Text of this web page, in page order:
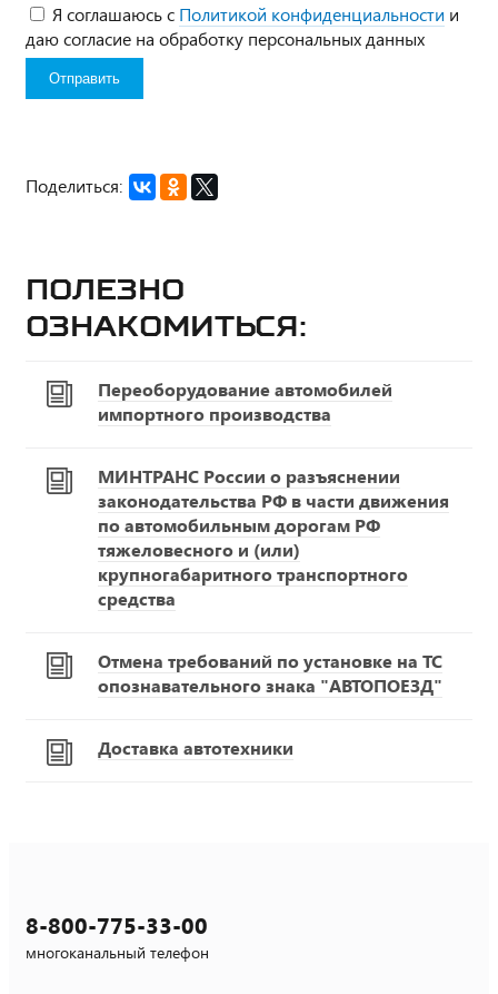
Я соглашаюсь с Политикой конфиденциальности и
даю согласие на обработку персональных данных
Поделиться:
Полезно
ознакомиться:
Переоборудование автомобилей
импортного производства
МИНТРАНС России о разъяснении
законодательства РФ в части движения
по автомобильным дорогам РФ
тяжеловесного и (или)
крупногабаритного транспортного
средства
Отмена требований по установке на ТС
опознавательного знака "АВТОПОЕЗД"
Доставка автотехники
8-800-775-33-00
многоканальный телефон